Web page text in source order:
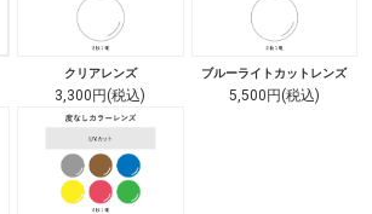
クリアレンズ
3,300円(税込)
ブルーライトカットレンズ
5,500円(税込)